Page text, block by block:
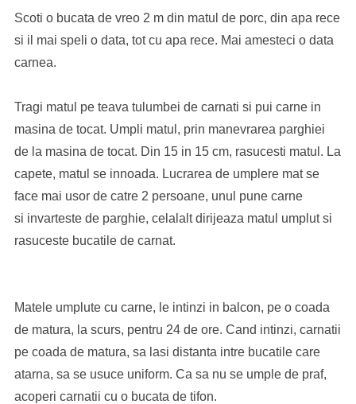
Scoti o bucata de vreo 2 m din matul de porc, din apa rece
si il mai speli o data, tot cu apa rece. Mai amesteci o data
carnea.
Tragi matul pe teava tulumbei de carnati si pui carne in
masina de tocat. Umpli matul, prin manevrarea parghiei
de la masina de tocat. Din 15 in 15 cm, rasucesti matul. La
capete, matul se innoada. Lucrarea de umplere mat se
face mai usor de catre 2 persoane, unul pune carne
si invarteste de parghie, celalalt dirijeaza matul umplut si
rasuceste bucatile de carnat.
Matele umplute cu carne, le intinzi in balcon, pe o coada
de matura, la scurs, pentru 24 de ore. Cand intinzi, carnatii
pe coada de matura, sa lasi distanta intre bucatile care
atarna, sa se usuce uniform. Ca sa nu se umple de praf,
acoperi carnatii cu o bucata de tifon.